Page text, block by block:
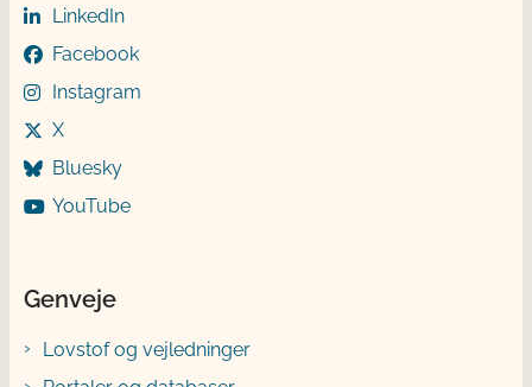
LinkedIn
Facebook
Instagram
X
Bluesky
YouTube
Genveje
Lovstof og vejledninger